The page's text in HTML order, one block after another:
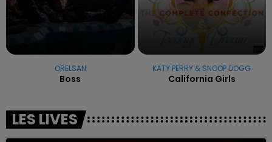
ORELSAN
Boss
KATY PERRY & SNOOP DOGG
California Girls
LES LIVES